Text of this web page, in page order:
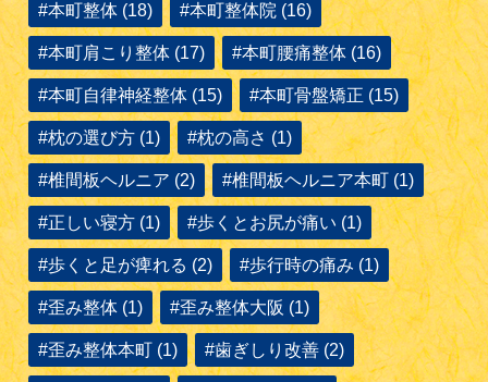
#本町整体 (18) #本町整体院 (16)
#本町肩こり整体 (17) #本町腰痛整体 (16)
#本町自律神経整体 (15) #本町骨盤矯正 (15)
#枕の選び方 (1) #枕の高さ (1)
#椎間板ヘルニア (2) #椎間板ヘルニア本町 (1)
#正しい寝方 (1) #歩くとお尻が痛い (1)
#歩くと足が痺れる (2) #歩行時の痛み (1)
#歪み整体 (1) #歪み整体大阪 (1)
#歪み整体本町 (1) #歯ぎしり改善 (2)